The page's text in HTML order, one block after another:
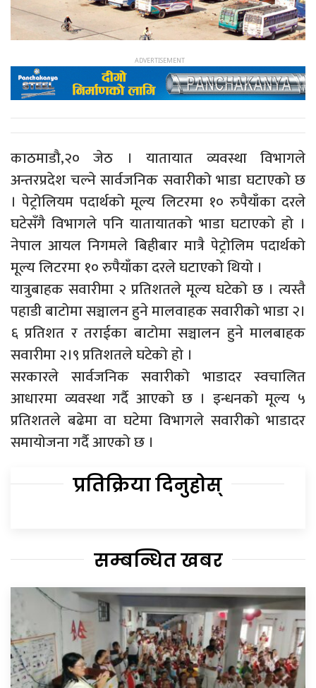
काठमाडौ,२० जेठ । यातायात व्यवस्था विभागले
अन्तरप्रदेश चल्ने सार्वजनिक सवारीको भाडा घटाएको छ
। पेट्रोलियम पदार्थको मूल्य लिटरमा १० रुपैयाँका दरले
घटेसँगै विभागले पनि यातायातको भाडा घटाएको हो ।
नेपाल आयल निगमले बिहीबार मात्रै पेट्रोलिम पदार्थको
मूल्य लिटरमा १० रुपैयाँका दरले घटाएको थियो ।
यात्रुबाहक सवारीमा २ प्रतिशतले मूल्य घटेको छ । त्यस्तै
पहाडी बाटोमा सञ्चालन हुने मालवाहक सवारीको भाडा २।
६ प्रतिशत र तराईका बाटोमा सञ्चालन हुने मालबाहक
सवारीमा २।९ प्रतिशतले घटेको हो ।
सरकारले सार्वजनिक सवारीको भाडादर स्वचालित
आधारमा व्यवस्था गर्दै आएको छ । इन्धनको मूल्य ५
प्रतिशतले बढेमा वा घटेमा विभागले सवारीको भाडादर
समायोजना गर्दै आएको छ ।
प्रतिक्रिया दिनुहोस्
सम्बन्धित खबर